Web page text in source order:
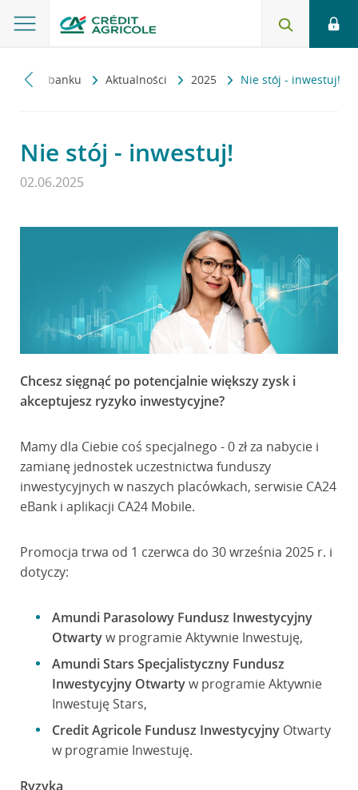
O banku Aktualności 2025 Nie stój - inwestuj!
Nie stój - inwestuj!
02.06.2025
Chcesz sięgnąć po potencjalnie większy zysk i
akceptujesz ryzyko inwestycyjne?
Mamy dla Ciebie coś specjalnego - 0 zł za nabycie i
zamianę jednostek uczestnictwa funduszy
inwestycyjnych w naszych placówkach, serwisie CA24
eBank i aplikacji CA24 Mobile.
Promocja trwa od 1 czerwca do 30 września 2025 r. i
dotyczy:
Amundi Parasolowy Fundusz Inwestycyjny
Otwartyw programie Aktywnie Inwestuję,
Amundi Stars Specjalistyczny Fundusz
Inwestycyjny Otwartyw programie Aktywnie
Inwestuję Stars,
Credit Agricole Fundusz InwestycyjnyOtwarty
w programie Inwestuję.
Ryzyka